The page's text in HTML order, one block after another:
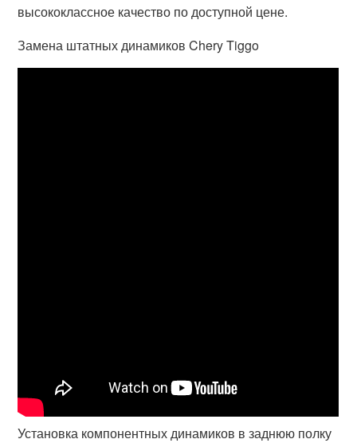
высококлассное качество по доступной цене.
Замена штатных динамиков Chery Tiggo
Установка компонентных динамиков в заднюю полку